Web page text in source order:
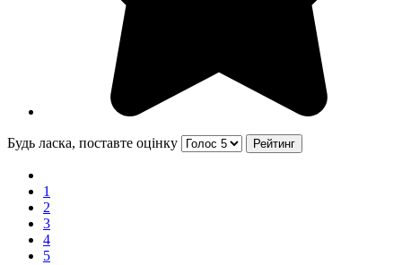
Будь ласка, поставте оцінку
1
2
3
4
5